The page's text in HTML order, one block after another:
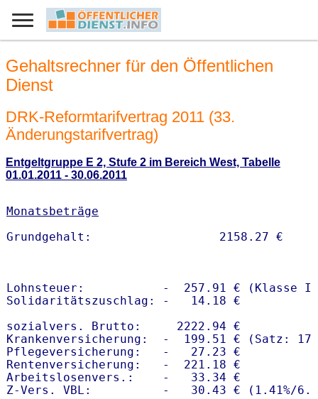
Gehaltsrechner für den Öffentlichen
Dienst
DRK-Reformtarifvertrag 2011 (33.
Änderungstarifvertrag)
Entgeltgruppe E 2, Stufe 2 im Bereich West, Tabelle
01.01.2011 - 30.06.2011
Monatsbeträge
Lohnsteuer:           -  257.91 € (Klasse I)
Solidaritätszuschlag: -   14.18 €
sozialvers. Brutto:     2222.94 €
Krankenversicherung:  -  199.51 € (Satz:
Pflegeversicherung:   -   27.23 €
Rentenversicherung:   -  221.18 €
Arbeitslosenvers.:    -   33.34 €
Z-Vers. VBL:          -   30.43 € ( 1.41%/